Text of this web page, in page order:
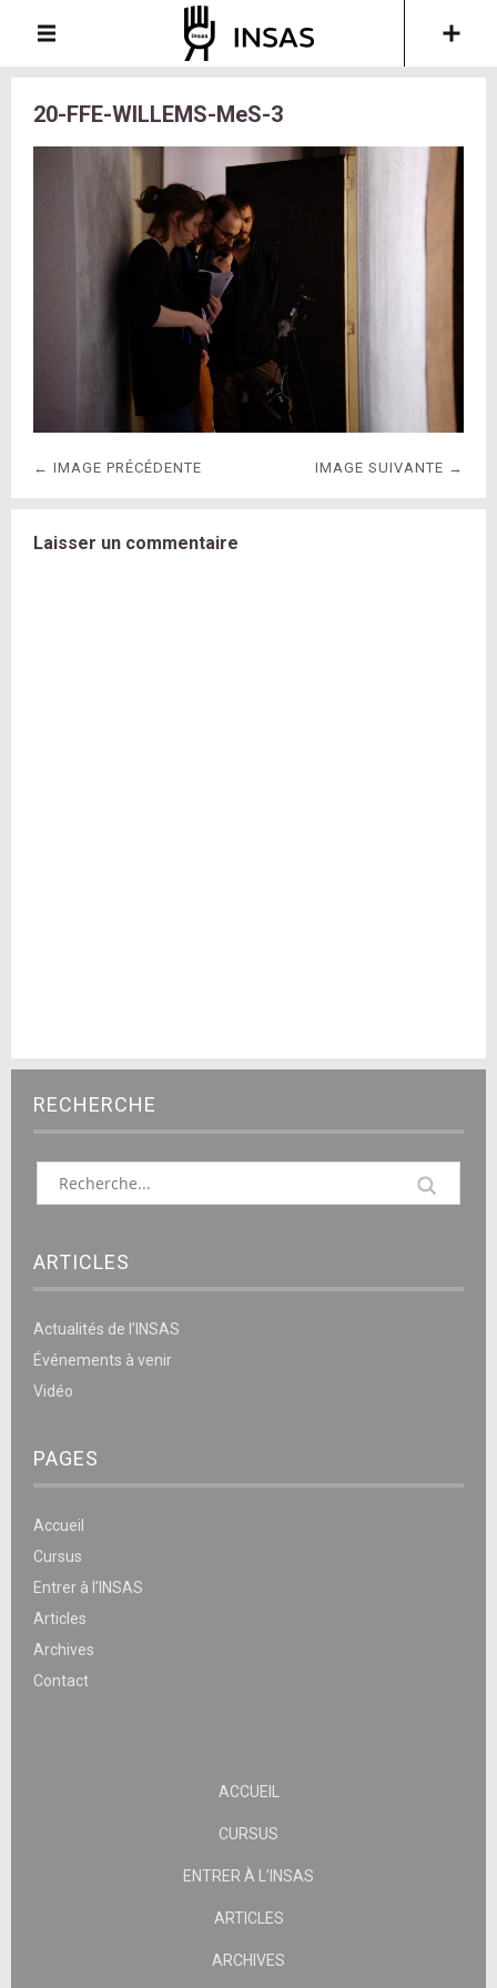
20-FFE-WILLEMS-MeS-3
← IMAGE PRÉCÉDENTE IMAGE SUIVANTE →
Laisser un commentaire
RECHERCHE
ARTICLES
Actualités de l’INSAS
Événements à venir
Vidéo
PAGES
Accueil
Cursus
Entrer à l’INSAS
Articles
Archives
Contact
ACCUEIL
CURSUS
ENTRER À L’INSAS
ARTICLES
ARCHIVES